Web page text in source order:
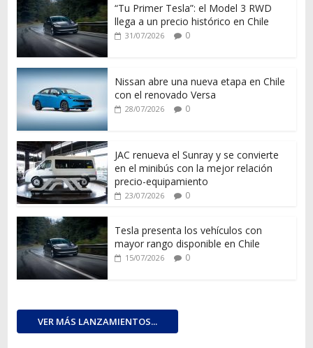
“Tu Primer Tesla”: el Model 3 RWD
llega a un precio histórico en Chile
31/07/2026 0
Nissan abre una nueva etapa en Chile
con el renovado Versa
28/07/2026 0
JAC renueva el Sunray y se convierte
en el minibús con la mejor relación
precio-equipamiento
23/07/2026 0
Tesla presenta los vehículos con
mayor rango disponible en Chile
15/07/2026 0
VER MÁS LANZAMIENTOS...